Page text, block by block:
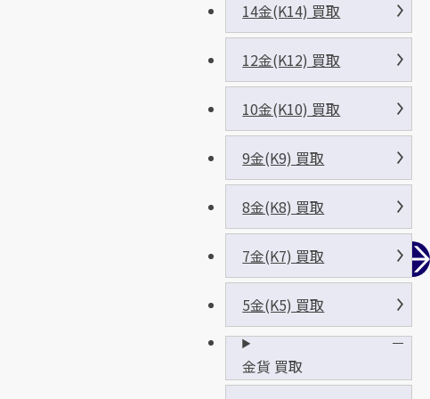
14金(K14) 買取
12金(K12) 買取
10金(K10) 買取
9金(K9) 買取
8金(K8) 買取
7金(K7) 買取
5金(K5) 買取
金貨 買取